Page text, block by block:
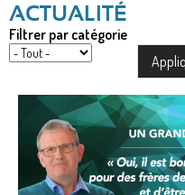
Filtrer par catégorie